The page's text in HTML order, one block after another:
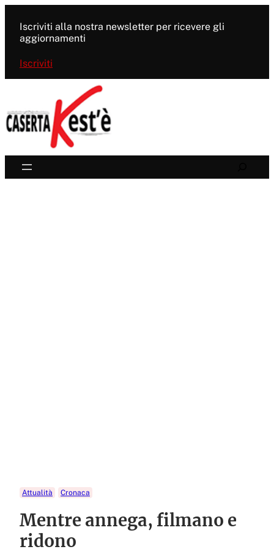
contenuto
Iscriviti alla nostra newsletter per ricevere gli
aggiornamenti
Iscriviti
Attualità Cronaca
Mentre annega, filmano e
ridono